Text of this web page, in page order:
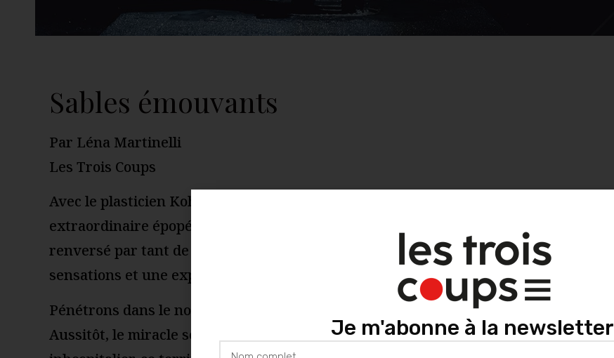
Sables émouvants
Par Léna Martinelli
Les Trois Coups
Avec le plasticien Kohei Nawa, Damien Jalet (artiste associé de Chaillot) livre une
extraordinaire épopée sur l’évolution de l’humanité. Bien que saisi d’effroi, on est
renversé par tant de beauté, une cosmogonie poétique à la croisée des arts. Des
sensations et une expérience inoubliables.
Pénétrons dans le noir abyssal de
, une obscurité qui reflète la lumière.
Aussitôt, le miracle se produit. De la poussière d’étoiles naît la vie. Aride et
Je m'abonne à la newsletter